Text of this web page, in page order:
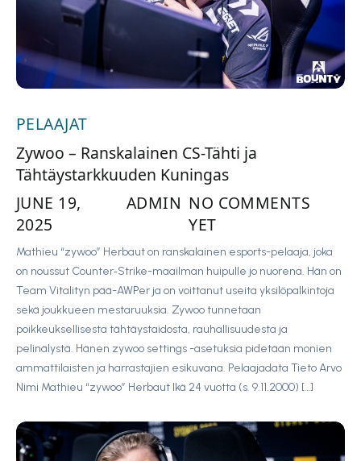
PELAAJAT
Zywoo – Ranskalainen CS-Tähti ja
Tähtäystarkkuuden Kuningas
JUNE 19,
2025
ADMIN NO COMMENTS
YET
Mathieu “zywoo” Herbaut on ranskalainen esports-pelaaja, joka
on noussut Counter‑Strike-maailman huipulle jo nuorena. Hän on
Team Vitalityn pää-AWPer ja on voittanut useita yksilöpalkintoja
sekä joukkueen mestaruuksia. Zywoo tunnetaan
poikkeuksellisesta tähtäystaidosta, rauhallisuudesta ja
pelinälystä. Hänen zywoo settings -asetuksia pidetään monien
ammattilaisten ja harrastajien esikuvana. Pelaajadata Tieto Arvo
Nimi Mathieu “zywoo” Herbaut Ikä 24 vuotta (s. 9.11.2000) […]